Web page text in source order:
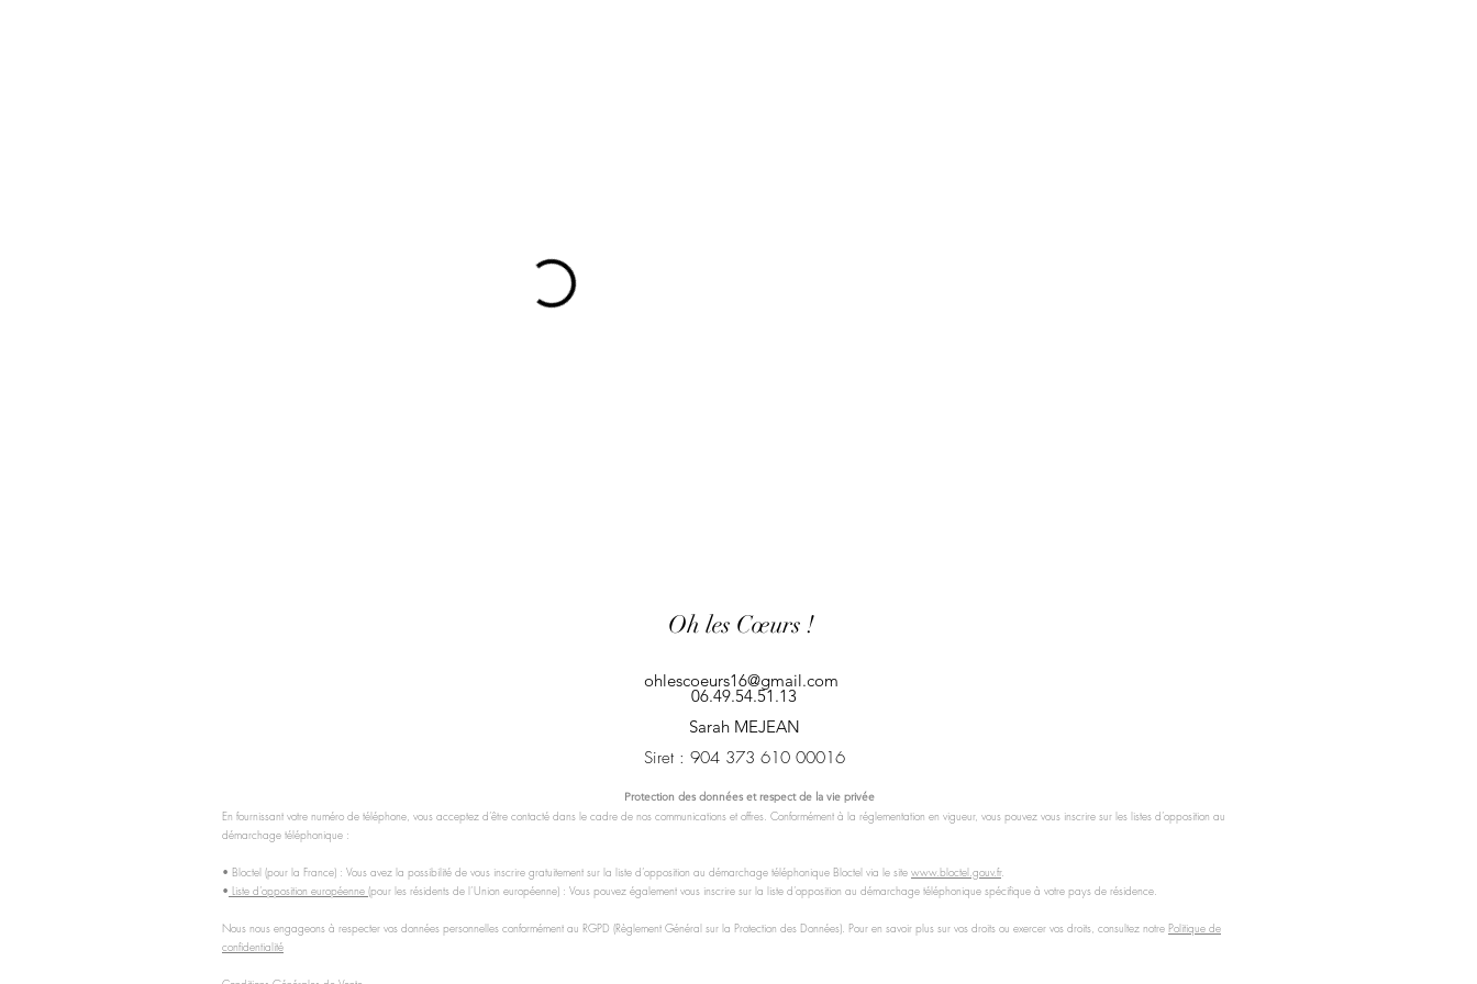
Oh les Cœurs !
ohlescoeurs16@gmail.com
06.49.54.51.13
Sarah MEJEAN
Siret : 904 373 610 00016
Protection des données et respect de la vie privée
En fournissant votre numéro de téléphone, vous acceptez d’être contacté dans le cadre de nos communications et offres. Conformément à la réglementation en vigueur, vous pouvez vous inscrire sur les listes d’opposition au
démarchage téléphonique :
• Bloctel (pour la France) : Vous avez la possibilité de vous inscrire gratuitement sur la liste d’opposition au démarchage téléphonique Bloctel via le site www.bloctel.gouv.fr.
• Liste d’opposition européenne (pour les résidents de l’Union européenne) : Vous pouvez également vous inscrire sur la liste d’opposition au démarchage téléphonique spécifique à votre pays de résidence.
Nous nous engageons à respecter vos données personnelles conformément au RGPD (Règlement Général sur la Protection des Données). Pour en savoir plus sur vos droits ou exercer vos droits, consultez notre Politique de
confidentialité